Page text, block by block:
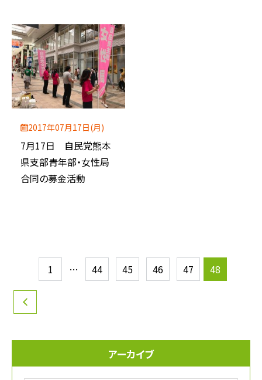
2017年07月17日(月)
7月17日 自民党熊本
県支部青年部・女性局
合同の募金活動
稿
の
ペー
ジ
1 … 44 45 46 47 48
アーカイブ